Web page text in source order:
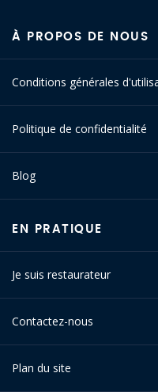
À PROPOS DE NOUS
Conditions générales
Politique de confidentialité
Blog
EN PRATIQUE
Je suis restaurateur
Contactez-nous
Plan du site